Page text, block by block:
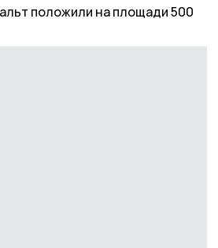
положили на площади 500